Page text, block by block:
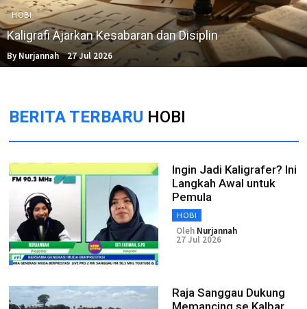
HOBI
Kaligrafi Ajarkan Kesabaran dan Disiplin
By Nurjannah 27 Jul 2026
BERITA TERBARU HOBI
Ingin Jadi Kaligrafer? Ini
Langkah Awal untuk
Pemula
HOBI
Oleh Nurjannah
27 Jul 2026
Raja Sanggau Dukung
Memancing se Kalbar